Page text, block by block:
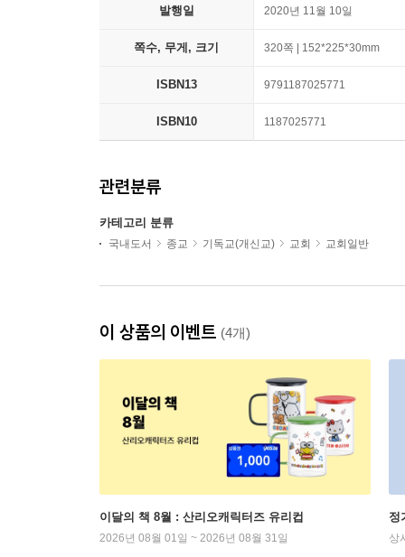
발행일 2020년 11월 10일
쪽수, 무게, 크기 320쪽 | 152*225*30mm
ISBN13 9791187025771
ISBN10 1187025771
관련분류
카테고리 분류
국내도서 종교 기독교(개신교) 교회 교회일반
이 상품의 이벤트 (4개)
이달의 책 8월 : 산리오캐릭터즈 유리컵
2026년 08월 01일 ~ 2026년 08월 31일
정
상